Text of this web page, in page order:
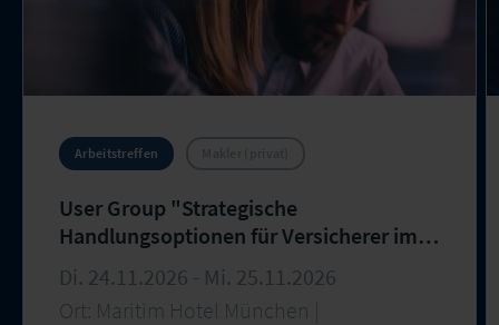
Arbeitstreffen
User Group "Strategische
Handlungsoptionen für Versicherer im
Maklermarkt Österreich und
Deutschland" – 31. Arbeitstreffen
Di. 24.11.2026 - Mi. 25.11.2026
Ort: Maritim Hotel München |